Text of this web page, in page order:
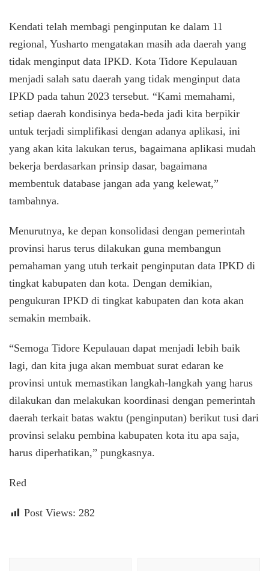
Kendati telah membagi penginputan ke dalam 11
regional, Yusharto mengatakan masih ada daerah yang
tidak menginput data IPKD. Kota Tidore Kepulauan
menjadi salah satu daerah yang tidak menginput data
IPKD pada tahun 2023 tersebut. “Kami memahami,
setiap daerah kondisinya beda-beda jadi kita berpikir
untuk terjadi simplifikasi dengan adanya aplikasi, ini
yang akan kita lakukan terus, bagaimana aplikasi mudah
bekerja berdasarkan prinsip dasar, bagaimana
membentuk database jangan ada yang kelewat,”
tambahnya.
Menurutnya, ke depan konsolidasi dengan pemerintah
provinsi harus terus dilakukan guna membangun
pemahaman yang utuh terkait penginputan data IPKD di
tingkat kabupaten dan kota. Dengan demikian,
pengukuran IPKD di tingkat kabupaten dan kota akan
semakin membaik.
“Semoga Tidore Kepulauan dapat menjadi lebih baik
lagi, dan kita juga akan membuat surat edaran ke
provinsi untuk memastikan langkah-langkah yang harus
dilakukan dan melakukan koordinasi dengan pemerintah
daerah terkait batas waktu (penginputan) berikut tusi dari
provinsi selaku pembina kabupaten kota itu apa saja,
harus diperhatikan,” pungkasnya.
Red
Post Views: 282